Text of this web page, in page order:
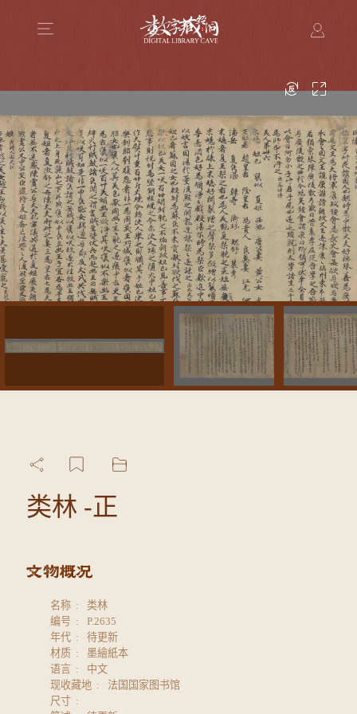
类林 -正
名称
类林
编号
P.2635
年代
待更新
材质
墨繪紙本
语言
中文
现收藏地
法国国家图书馆
尺寸